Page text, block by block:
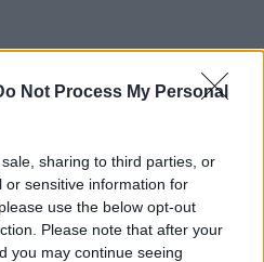
Not Process My Personal
sharing to third parties, or
or sensitive information for
use the below opt-out
Please note that after your
you may continue seeing
condomini